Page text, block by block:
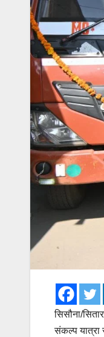
सिसौना/
संकल्प यात्रा